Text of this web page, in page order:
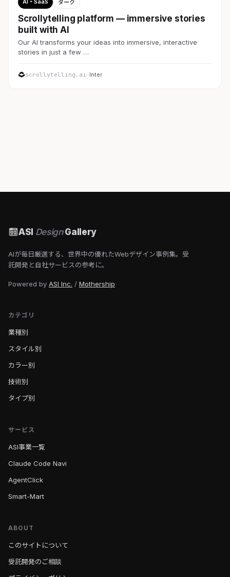
AI・SaaS ダーク
Scrollytelling platform — immersive stories
built with AI
Our AI transforms your ideas into immersive, interactive
stories in just a few …
scrollytelling.ai· Inter
ASI DesignGallery
AIが毎日厳選する、世界中の優れたWebデザイン事例集。受
託開発と自社サービスの参考に。
Powered by ASI Inc. / Mothership
カテゴリ
業種別
スタイル別
カラー別
技術別
タイプ別
サービス
ASI事業一覧
Claude Code Navi
AgentClick
Smart-Mart
ABOUT
このサイトについて
受託開発のご相談